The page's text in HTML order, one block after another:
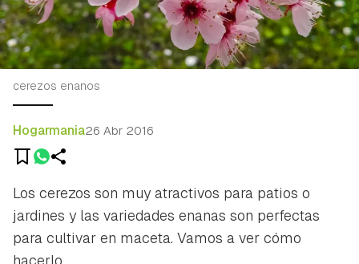
cerezos enanos
Hogarmania26 Abr 2016
Los cerezos son muy atractivos para patios o
jardines y las variedades enanas son perfectas
para cultivar en maceta. Vamos a ver cómo